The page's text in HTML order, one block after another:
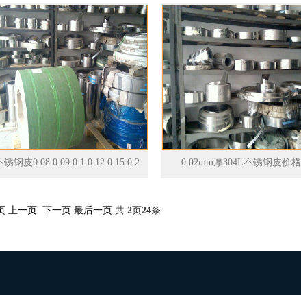
锈钢皮0.08 0.09 0.1 0.12 0.15 0.2 0.02mm厚304L不锈钢皮价格
上一页 下一页 最后一页 共 2页24条